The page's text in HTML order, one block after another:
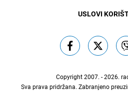
USLOVI
Copyright 2007. - 2026.
Sva prava pridržana. Zabranjeno